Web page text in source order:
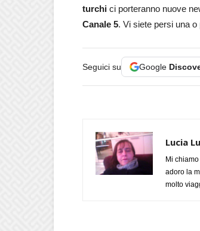
turchi ci porteranno nuove
Canale 5. Vi siete persi una o
Seguici su Google
Lucia
Mi
adoro la
molto